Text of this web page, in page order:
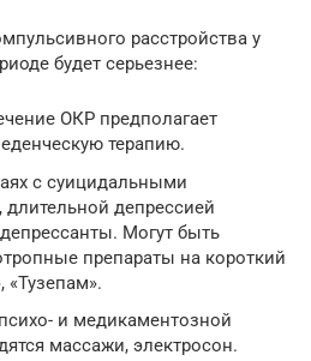
расстройства у
будет серьезнее:
ОКР предполагает
терапию.
с суицидальными
депрессией
Могут быть
препараты на короткий
«Тузепам».
и медикаментозной
массажи, электросон.